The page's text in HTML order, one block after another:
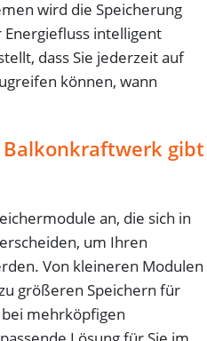
wird die Speicherung
intelligent
dass Sie jederzeit auf
können, wann
gibt
an, die sich in
um Ihren
Von kleineren Modulen
größeren Speichern für
mehrköpfigen